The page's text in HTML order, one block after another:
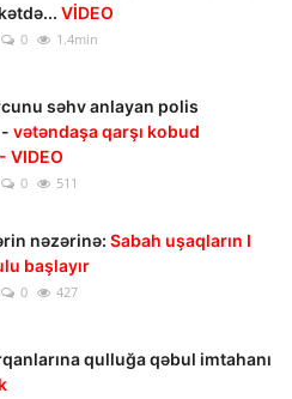
VİDEO
0 1.4min
səhv anlayan polis
vətəndaşa qarşı kobud
VIDEO
0 511
nəzərinə: Sabah uşaqların I
başlayır
0 427
qulluğa qəbul imtahanı